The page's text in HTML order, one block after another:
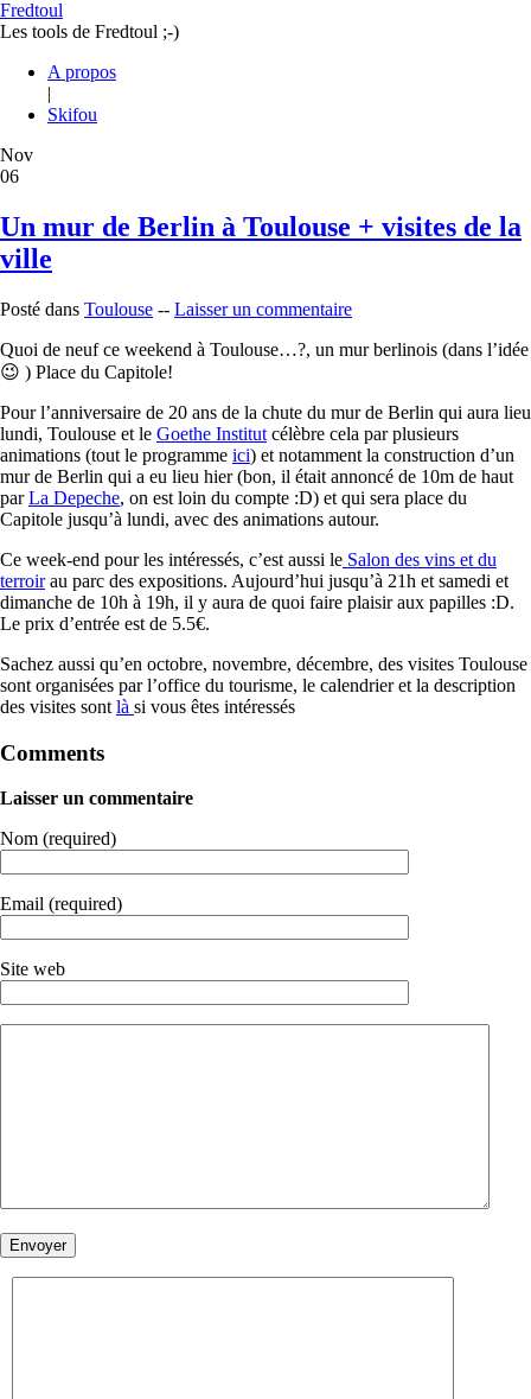
Fredtoul
Les tools de Fredtoul ;-)
A propos
|
Skifou
Nov
06
Un mur de Berlin à Toulouse + visites de la
ville
Posté dans Toulouse -- Laisser un commentaire
Quoi de neuf ce weekend à Toulouse…?, un mur berlinois (dans l’idée
😉 ) Place du Capitole!
Pour l’anniversaire de 20 ans de la chute du mur de Berlin qui aura lieu
lundi, Toulouse et le Goethe Institut célèbre cela par plusieurs
animations (tout le programme ici) et notamment la construction d’un
mur de Berlin qui a eu lieu hier (bon, il était annoncé de 10m de haut
parLa Depeche, on est loin du compte :D) et qui sera place du
Capitole jusqu’à lundi, avec des animations autour.
Ce week-end pour les intéressés, c’est aussi le Salon des vins et du
terroirau parc des expositions. Aujourd’hui jusqu’à 21h et samedi et
dimanche de 10h à 19h, il y aura de quoi faire plaisir aux papilles :D.
Le prix d’entrée est de 5.5€.
Sachez aussi qu’en octobre, novembre, décembre, des visites Toulouse
sont organisées par l’office du tourisme, le calendrier et la description
des visites sont là si vous êtes intéressés
Comments
Laisser un commentaire
Nom (required)
Email (required)
Site web